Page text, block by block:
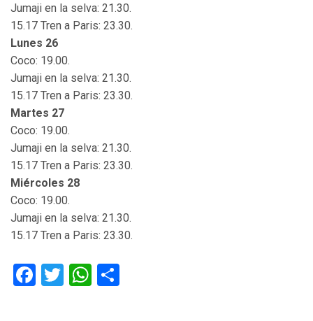
Jumaji en la selva: 21.30.
15.17 Tren a Paris: 23.30.
Lunes 26
Coco: 19.00.
Jumaji en la selva: 21.30.
15.17 Tren a Paris: 23.30.
Martes 27
Coco: 19.00.
Jumaji en la selva: 21.30.
15.17 Tren a Paris: 23.30.
Miércoles 28
Coco: 19.00.
Jumaji en la selva: 21.30.
15.17 Tren a Paris: 23.30.
Facebook
TwitterWhatsApp